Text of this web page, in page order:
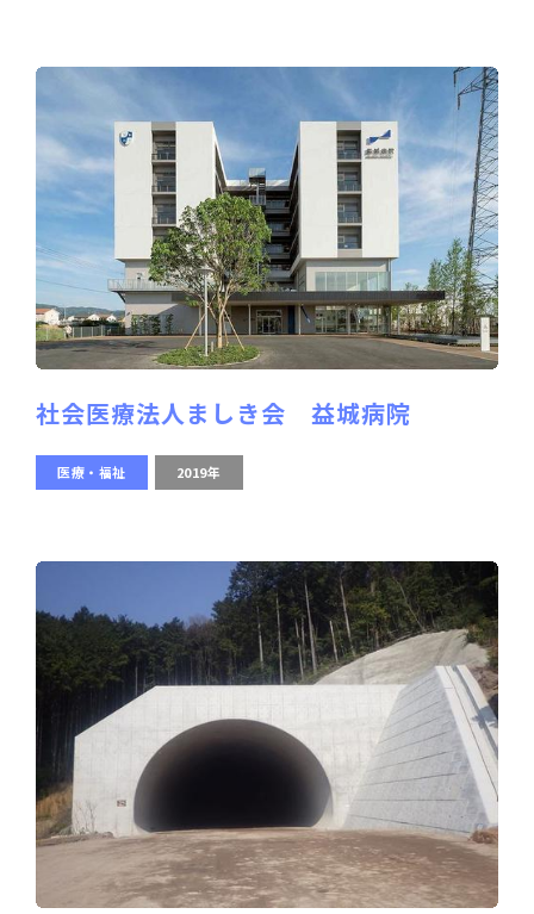
社会医療法人ましき会 益城病院
医療・福祉 2019年